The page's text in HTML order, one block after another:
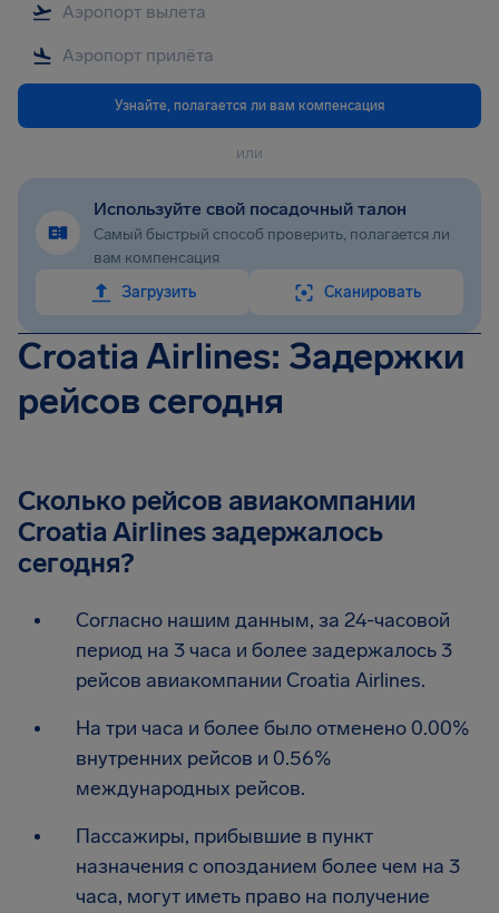
Узнайте, полагается ли вам компенсация
или
Используйте свой посадочный талон
Самый быстрый способ проверить, полагается ли
вам компенсация
Загрузить
Сканировать
Croatia Airlines: Задержки
рейсов сегодня
Сколько рейсов авиакомпании
Croatia Airlines задержалось
сегодня?
Согласно нашим данным, за 24-часовой
период на 3 часа и более задержалось 3
рейсов авиакомпании Croatia Airlines.
На три часа и более было отменено 0.00%
внутренних рейсов и 0.56%
международных рейсов.
Пассажиры, прибывшие в пункт
назначения с опозданием более чем на 3
часа, могут иметь право на получение